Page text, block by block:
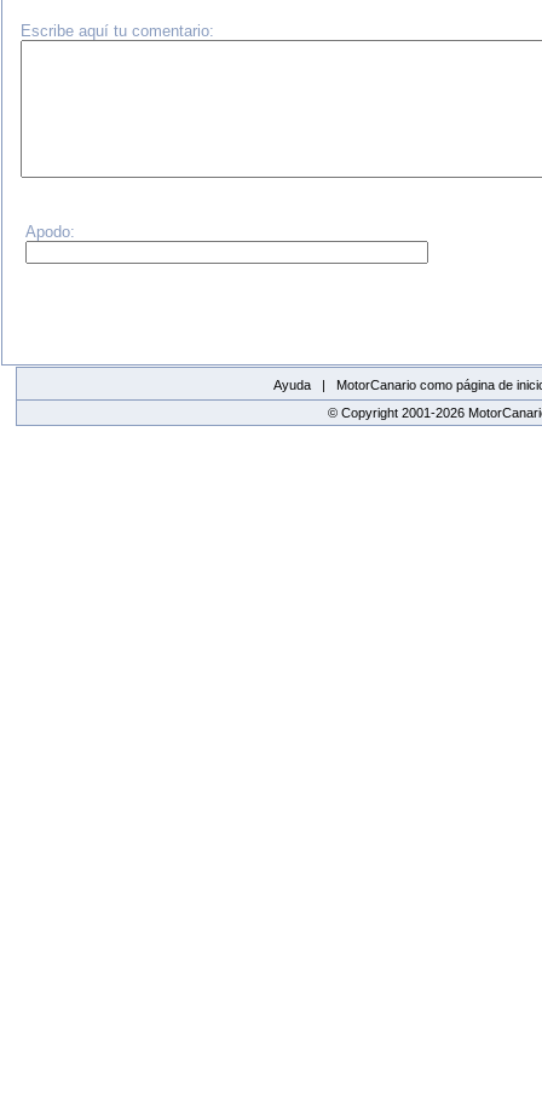
Escribe aquí tu comentario:
Apodo:
Ayuda |
MotorCanario como página de
© Copyright 2001-2026